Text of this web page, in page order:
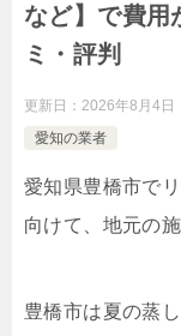
など】で費用
ミ・評判
更新日： 2026年8月4日
愛知の業者
愛知県豊橋市で
向けて、地元の
豊橋市は夏の蒸